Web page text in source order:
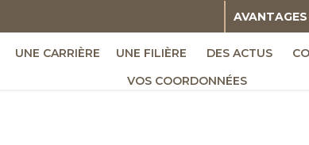
AVANTAGES
UNE CARRIÈRE UNE FILIÈRE DES ACTUS
VOS COORDONNÉES